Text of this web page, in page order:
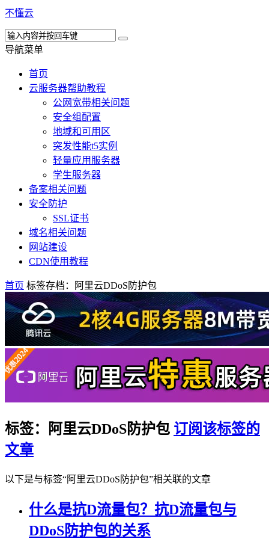
不懂云
导航菜单
首页
云服务器帮助教程
公网宽带相关问题
安全组配置
地域和可用区
突发性能t5实例
轻量应用服务器
学生服务器
备案相关问题
安全防护
SSL证书
域名相关问题
网站建设
CDN使用教程
首页 标签存档：阿里云DDoS防护包
标签：阿里云DDoS防护包 订阅该标签的
文章
以下是与标签“阿里云DDoS防护包”相关联的文章
什么是抗D流量包？抗D流量包与
DDoS防护包的关系